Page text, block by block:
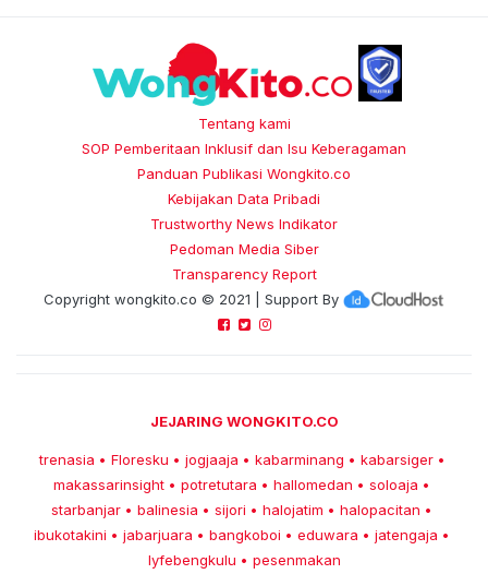
Tentang kami
SOP Pemberitaan Inklusif dan Isu Keberagaman
Panduan Publikasi Wongkito.co
Kebijakan Data Pribadi
Trustworthy News Indikator
Pedoman Media Siber
Transparency Report
Copyright wongkito.co © 2021 | Support By
JEJARING WONGKITO.CO
trenasia • Floresku • jogjaaja • kabarminang • kabarsiger •
makassarinsight • potretutara • hallomedan • soloaja •
starbanjar • balinesia • sijori • halojatim • halopacitan •
ibukotakini • jabarjuara • bangkoboi • eduwara • jatengaja •
lyfebengkulu • pesenmakan